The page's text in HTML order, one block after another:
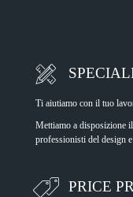
Ti aiutiamo con il tuo
Mettiamo a disposizione
professionisti del design
PRICE